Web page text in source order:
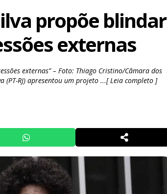
propõe blindar
externas
externas” – Foto: Thiago Cristino/Câmara dos
(PT-RJ) apresentou um projeto ...[ Leia completo ]